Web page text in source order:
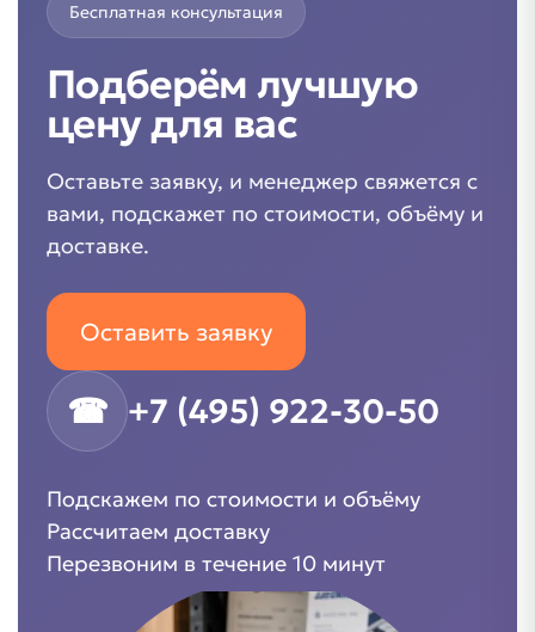
Бесплатная консультация
Подберём лучшую
цену для вас
Оставьте заявку, и менеджер свяжется с
вами, подскажет по стоимости, объёму и
доставке.
Оставить заявку
☎ +7 (495) 922-30-50
Подскажем по стоимости и объёму
Рассчитаем доставку
Перезвоним в течение 10 минут